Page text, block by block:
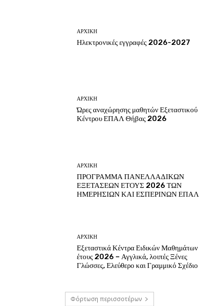
ΑΡΧΙΚΗ
Ηλεκτρονικές εγγραφές 2026-2027
ΑΡΧΙΚΗ
Ώρες αναχώρησης μαθητών Εξεταστικού
Κέντρου ΕΠΑΛ Θήβας 2026
ΑΡΧΙΚΗ
ΠΡΟΓΡΑΜΜΑ ΠΑΝΕΛΛΑΔΙΚΩΝ
ΕΞΕΤΑΣΕΩΝ ΕΤΟΥΣ 2026 ΤΩΝ
ΗΜΕΡΗΣΙΩΝ ΚΑΙ ΕΣΠΕΡΙΝΩΝ ΕΠΑΛ
ΑΡΧΙΚΗ
Εξεταστικά Κέντρα Ειδικών Μαθημάτων
έτους 2026 – Αγγλικά, λοιπές Ξένες
Γλώσσες, Ελεύθερο και Γραμμικό Σχέδιο
Φόρτωση περισσοτέρων